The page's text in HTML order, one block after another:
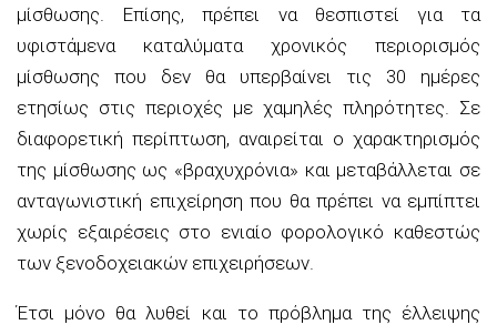
μίσθωσης. Επίσης, πρέπει να θεσπιστεί για τα
υφιστάμενα καταλύματα χρονικός περιορισμός
μίσθωσης που δεν θα υπερβαίνει τις 30 ημέρες
ετησίως στις περιοχές με χαμηλές πληρότητες. Σε
διαφορετική περίπτωση, αναιρείται ο χαρακτηρισμός
της μίσθωσης ως «βραχυχρόνια» και μεταβάλλεται σε
ανταγωνιστική επιχείρηση που θα πρέπει να εμπίπτει
χωρίς εξαιρέσεις στο ενιαίο φορολογικό καθεστώς
των ξενοδοχειακών επιχειρήσεων.
Έτσι μόνο θα λυθεί και το πρόβλημα της έλλειψης